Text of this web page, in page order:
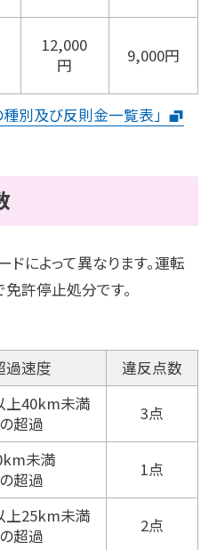
12,000
円
9,000円
別及び反則金一覧表」
によって異なります。運転
許停止処分です。
過速度 違反点数
上40km未満
の超過
3点
未満
の超過
1点
上25km未満
の超過
2点